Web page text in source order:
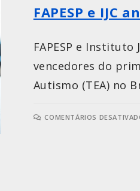
FAPESP e IJC
FAPESP e
vencedores do
Autismo (TEA) no
COMENTÁRIOS